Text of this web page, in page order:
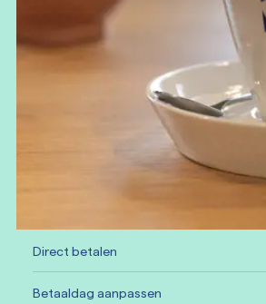
Direct betalen
Betaaldag aanpassen